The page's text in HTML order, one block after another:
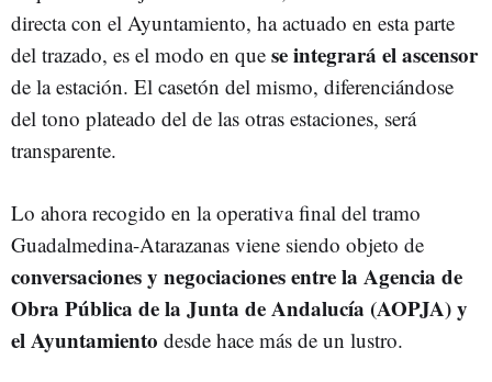
directa con el Ayuntamiento, ha actuado en esta parte
del trazado, es el modo en que se integrará el ascensor
de la estación. El casetón del mismo, diferenciándose
del tono plateado del de las otras estaciones, será
transparente.
Lo ahora recogido en la operativa final del tramo
Guadalmedina-Atarazanas viene siendo objeto de
conversaciones y negociaciones entre la Agencia de
Obra Pública de la Junta de Andalucía (AOPJA) y
el Ayuntamiento desde hace más de un lustro.